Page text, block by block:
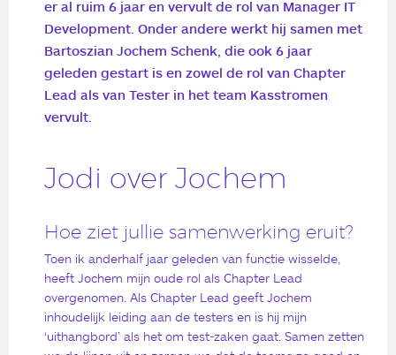
er al ruim 6 jaar en vervult de rol van Manager IT
Development Onder andere werkt hij samen met
Bartoszian Jochem Schenk, die ook 6 jaar
geleden gestart is en zowel de rol van Chapter
Lead als van Tester in het team Kasstromen
vervult.
Jodi over Jochem
Hoe ziet jullie samenwerking eruit?
Toen ik anderhalf jaar geleden van functie wisselde,
heeft Jochem mijn oude rol als Chapter Lead
overgenomen. Als Chapter Lead geeft Jochem
inhoudelijk leiding aan de testers en is hij mijn
‘uithangbord’ als het om test-zaken gaat. Samen zetten